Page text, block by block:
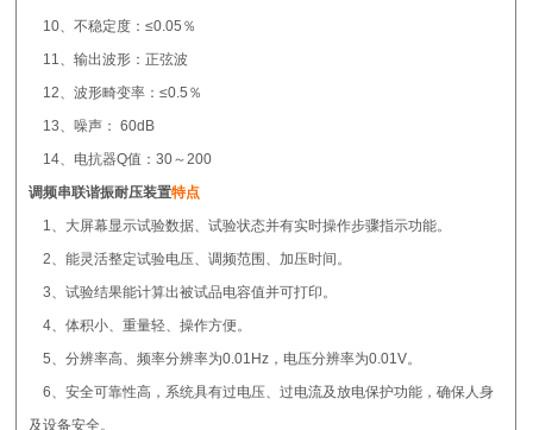
10、不稳定度：≤0.05％
11、输出波形：正弦波
12、波形畸变率：≤0.5％
13、噪声： 60dB
14、电抗器Q值：30～200
调频串联谐振耐压装置特点
1、大屏幕显示试验数据、试验状态并有实时操作步骤指示功能。
2、能灵活整定试验电压、调频范围、加压时间。
3、试验结果能计算出被试品电容值并可打印。
4、体积小、重量轻、操作方便。
5、分辨率高、频率分辨率为0.01Hz，电压分辨率为0.01V。
6、安全可靠性高，系统具有过电压、过电流及放电保护功能，确保人身
及设备安全。